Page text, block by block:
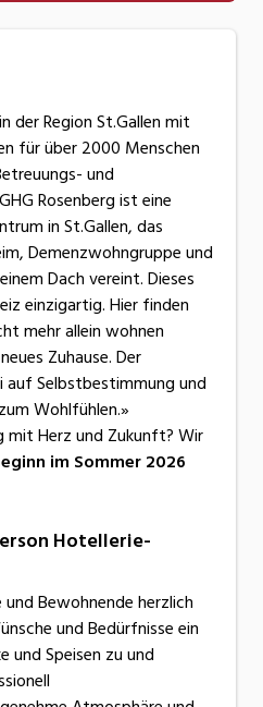
der Region St.Gallen mit
für über 2000 Menschen
und
Rosenberg ist eine
in St.Gallen, das
Demenzwohngruppe und
Dach vereint. Dieses
einzigartig. Hier finden
mehr allein wohnen
Zuhause. Der
Selbstbestimmung und
Wohlfühlen.»
mit Herz und Zukunft? Wir
im Sommer 2026
Hotellerie-
Bewohnende herzlich
und Bedürfnisse ein
und Speisen zu und